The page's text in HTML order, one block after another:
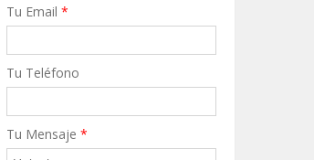
Tu Email *
Tu Teléfono
Tu Mensaje *